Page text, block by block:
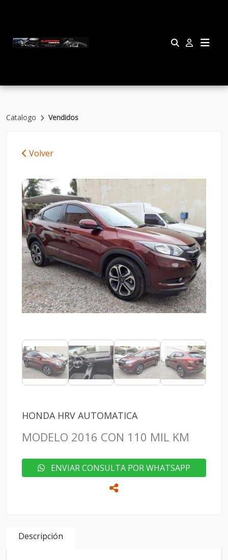
Catalogo Vendidos
Volver
HONDA HRV AUTOMATICA
MODELO 2016 CON 110 MIL KM
ENVIAR CONSULTA POR WHATSAPP
Descripción